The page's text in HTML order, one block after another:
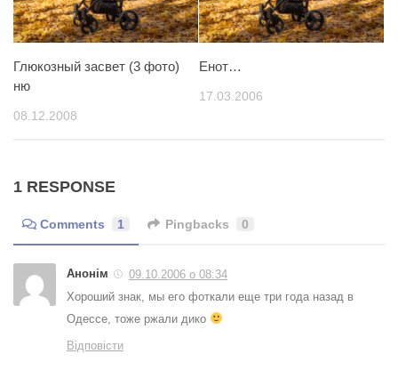
Глюкозный засвет (3 фото)
ню
08.12.2008
Енот…
17.03.2006
1 RESPONSE
Comments 1 Pingbacks 0
Анонім
09.10.2006 о 08:34
Хороший знак, мы его фоткали еще три года назад в
Одессе, тоже ржали дико
Відповісти